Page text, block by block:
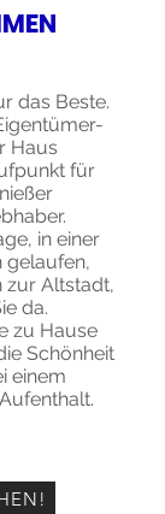
das Beste.
Haus
für
in einer
gelaufen,
zur Altstadt,
da.
zu Hause
Schönheit
einem